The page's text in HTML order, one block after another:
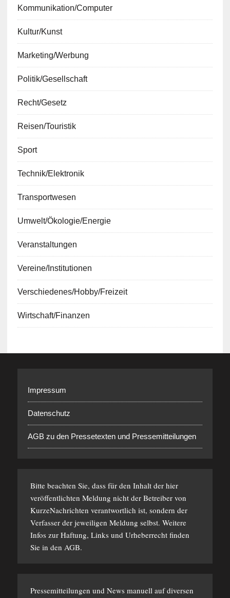
Kommunikation/Computer
Kultur/Kunst
Marketing/Werbung
Politik/Gesellschaft
Recht/Gesetz
Reisen/Touristik
Sport
Technik/Elektronik
Transportwesen
Umwelt/Ökologie/Energie
Veranstaltungen
Vereine/Institutionen
Verschiedenes/Hobby/Freizeit
Wirtschaft/Finanzen
Impressum
Datenschutz
AGB zu den Pressetexten und Pressemitteilungen
Bitte beachten Sie, dass für den Inhalt der hier
veröffentlichten Meldung nicht der Betreiber von
KurzeNachrichten verantwortlich ist, sondern der
Verfasser der jeweiligen Meldung selbst. Weitere
Infos zur Haftung, Links und Urheberrecht finden
Sie in den AGB.
Pressemitteilungen und News manuell auf diversen